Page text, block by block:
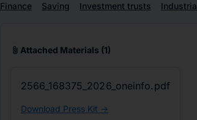
Finance Saving Investment trusts Industria
attach_file Attached Materials (1)
2566_168375_2026_oneinfo.pdf
Download Press Kit ->